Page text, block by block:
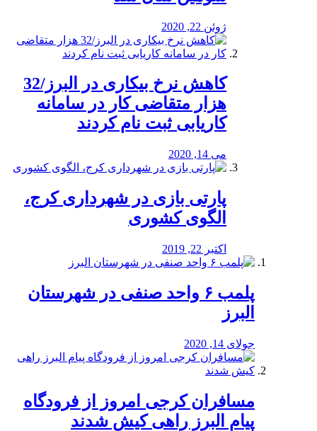
ژوئن 22, 2020
کاهش نرخ بیکاری در البرز/32
هزار متقاضی کار در سامانه
کاریابی ثبت نام کردند
می 14, 2020
پارتی بازی در شهرداری کرج،
الگوی کشوری
اکتبر 22, 2019
پلمب ۶ واحد صنفی در شهرستان
البرز
جولای 14, 2020
مسافران کرجی امروز از فرودگاه
پیام البرز راهی کیش شدند